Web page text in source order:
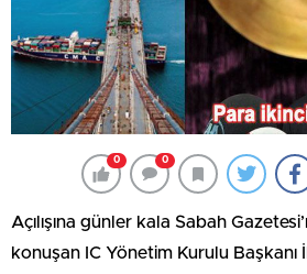
0 0
Açılışına günler kala Sabah
konuşan IC Yönetim Kurulu Başkanı